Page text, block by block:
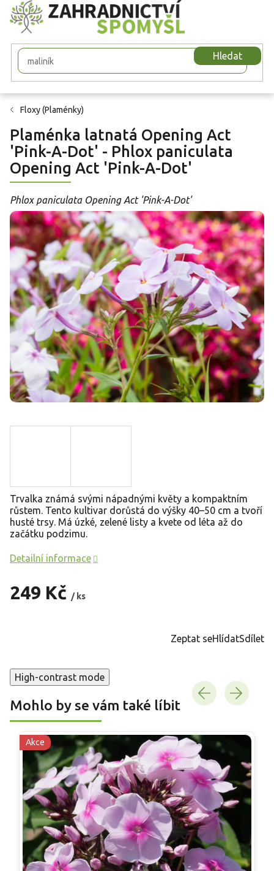
Přejít
na
obsah
Hledat
Floxy (Plaménky)
Plaménka latnatá Opening Act
'Pink-A-Dot' - Phlox paniculata
Opening Act 'Pink-A-Dot'
Phlox paniculata Opening Act 'Pink-A-Dot'
249 Kč / ks
Trvalka známá svými nápadnými květy a kompaktním
růstem. Tento kultivar dorůstá do výšky 40–50 cm a tvoří
husté trsy. Má úzké, zelené listy a kvete od léta až do
začátku podzimu.
Detailní informace
Zeptat seHlídatSdílet
High-contrast mode
Mohlo by se vám také líbit
Akce